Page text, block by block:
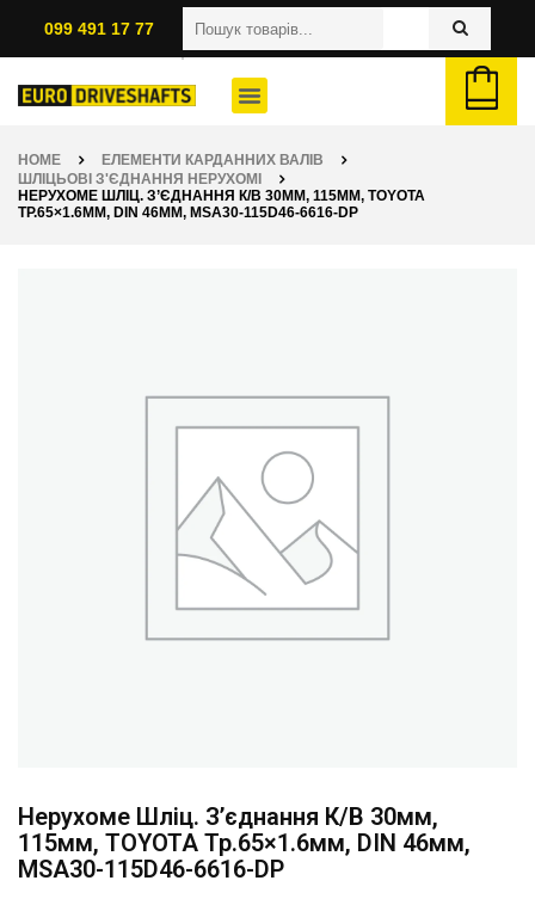
099 491 17 77
HOME
ЕЛЕМЕНТИ КАРДАННИХ ВАЛІВ
ШЛІЦЬОВІ З'ЄДНАННЯ НЕРУХОМІ
НЕРУХОМЕ ШЛІЦ. З’ЄДНАННЯ К/В 30ММ, 115ММ, TOYOTA
ТР.65×1.6ММ, DIN 46ММ, MSA30-115D46-6616-DP
Нерухоме Шліц. З’єднання К/в 30мм,
115мм, TOYOTA Тр.65×1.6мм, DIN 46мм,
MSA30-115D46-6616-DP